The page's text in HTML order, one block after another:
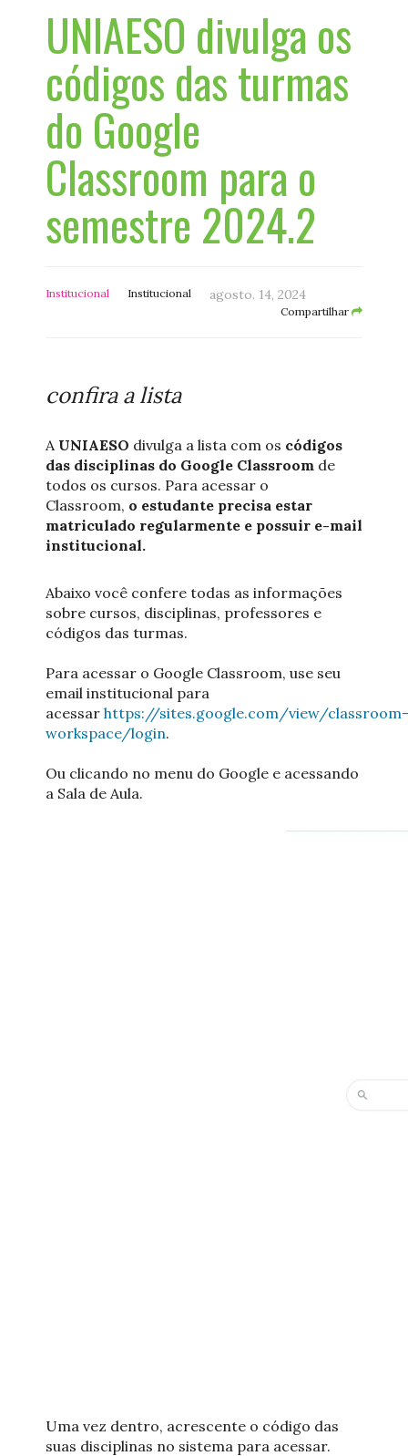
UNIAESO divulga os
códigos das turmas
do Google
Classroom para o
semestre 2024.2
Institucional Institucional agosto. 14, 2024
Compartilhar
confira a lista
A UNIAESO divulga a lista com os códigos
das disciplinas do Google Classroom de
todos os cursos. Para acessar o
Classroom, o estudante precisa estar
matriculado regularmente e possuir e-mail
institucional.
Abaixo você confere todas as informações
sobre cursos, disciplinas, professores e
códigos das turmas.
Para acessar o Google Classroom, use seu
email institucional para
acessar https://sites.google.com/view/classroom-
workspace/login.
Ou clicando no menu do Google e acessando
a Sala de Aula.
Uma vez dentro, acrescente o código das
suas disciplinas no sistema para acessar.